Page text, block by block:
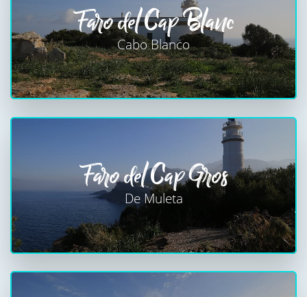
Faro del Cap Blanc
Cabo Blanco
Faro del Cap Gros
De Muleta